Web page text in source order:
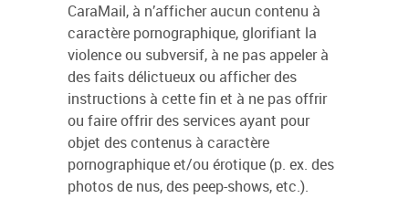
CaraMail, à n’afficher aucun contenu à
caractère pornographique, glorifiant la
violence ou subversif, à ne pas appeler à
des faits délictueux ou afficher des
instructions à cette fin et à ne pas offrir
ou faire offrir des services ayant pour
objet des contenus à caractère
pornographique et/ou érotique (p. ex. des
photos de nus, des peep-shows, etc.).